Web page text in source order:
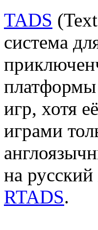
TADS
система
платформы
игр, хотя
играми
на
RTADS.